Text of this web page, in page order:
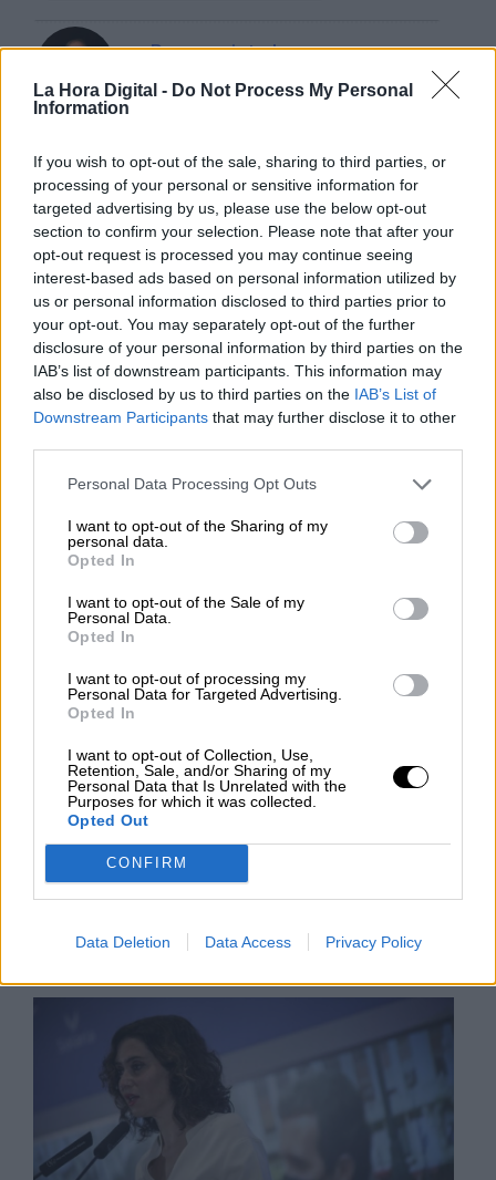
La Hora Digital - Do Not Process My Personal
Information
If you wish to opt-out of the sale, sharing to third parties, or
processing of your personal or sensitive information for
targeted advertising by us, please use the below opt-out
section to confirm your selection. Please note that after your
opt-out request is processed you may continue seeing
interest-based ads based on personal information utilized by
us or personal information disclosed to third parties prior to
your opt-out. You may separately opt-out of the further
disclosure of your personal information by third parties on the
IAB’s list of downstream participants. This information may
also be disclosed by us to third parties on the IAB’s List of
Downstream Participants that may further disclose it to other
Personal Data Processing Opt Outs
I want to opt-out of the Sharing of my
personal data.
Opted In
I want to opt-out of the Sale of my
Personal Data.
Opted In
I want to opt-out of processing my
Personal Data for Targeted Advertising.
Opted In
I want to opt-out of Collection, Use,
Retention, Sale, and/or Sharing of my
Personal Data that Is Unrelated with the
Purposes for which it was collected.
Opted Out
CONFIRM
Data Deletion Data Access Privacy Policy
Reconquista leonesa
Por Carlos Miranda
mi pesadilla
Por María Pérez Herrero
NOTICIAS MAS VISTAS
La Fiscalía Anticorrupción citará al
hermano de Ayuso y al empresario
millones de euros
Anticorrupción citará al hermano de la presidenta
de la Comunidad de Madrid, Tomás Díaz Ayuso, y
a empresario Daniel Alcázar, dueño de la empresa
hermanos Díaz Ayuso. Su empresa se ha
beneficiado de un contrato de 1,5 millones de
euros de la Comunidad y ha pagado comisiones
por valor de más de 280.000 euros al Tomás Díaz
Ayuso.
AUTOR JUAN ALMANSA
MIÉRCOLES, 09 MARZO 2022